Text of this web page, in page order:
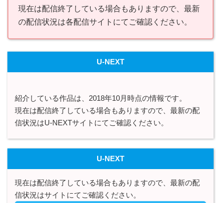
現在は配信終了している場合もありますので、最新
の配信状況は各配信サイトにてご確認ください。
U-NEXT
紹介している作品は、2018年10月時点の情報です。
現在は配信終了している場合もありますので、最新の配
信状況はU-NEXTサイトにてご確認ください。
U-NEXT
現在は配信終了している場合もありますので、最新の配
信状況はサイトにてご確認ください。